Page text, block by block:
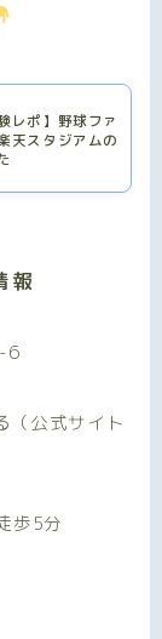
レポ】野球ファ
天スタジアムの
報
6
（公式サイト
歩5分